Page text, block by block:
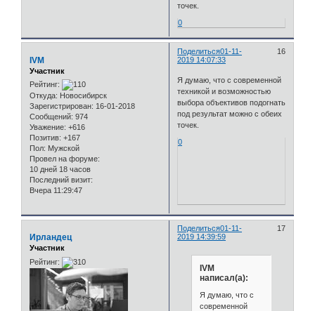
точек.
0
Поделиться 16
01-11-
2019 14:07:33
IVM
Участник
Рейтинг:
Откуда: Новосибирск
Зарегистрирован: 16-01-2018
Сообщений: 974
Уважение: +616
Позитив: +167
Пол: Мужской
Провел на форуме:
10 дней 18 часов
Последний визит:
Вчера 11:29:47
Я думаю, что с современной
техникой и возможностью
выбора объективов подогнать
под результат можно с обеих
точек.
0
Поделиться 17
01-11-
2019 14:39:59
Ирландец
Участник
Рейтинг:
IVM
написал(а):
Я думаю, что с
современной